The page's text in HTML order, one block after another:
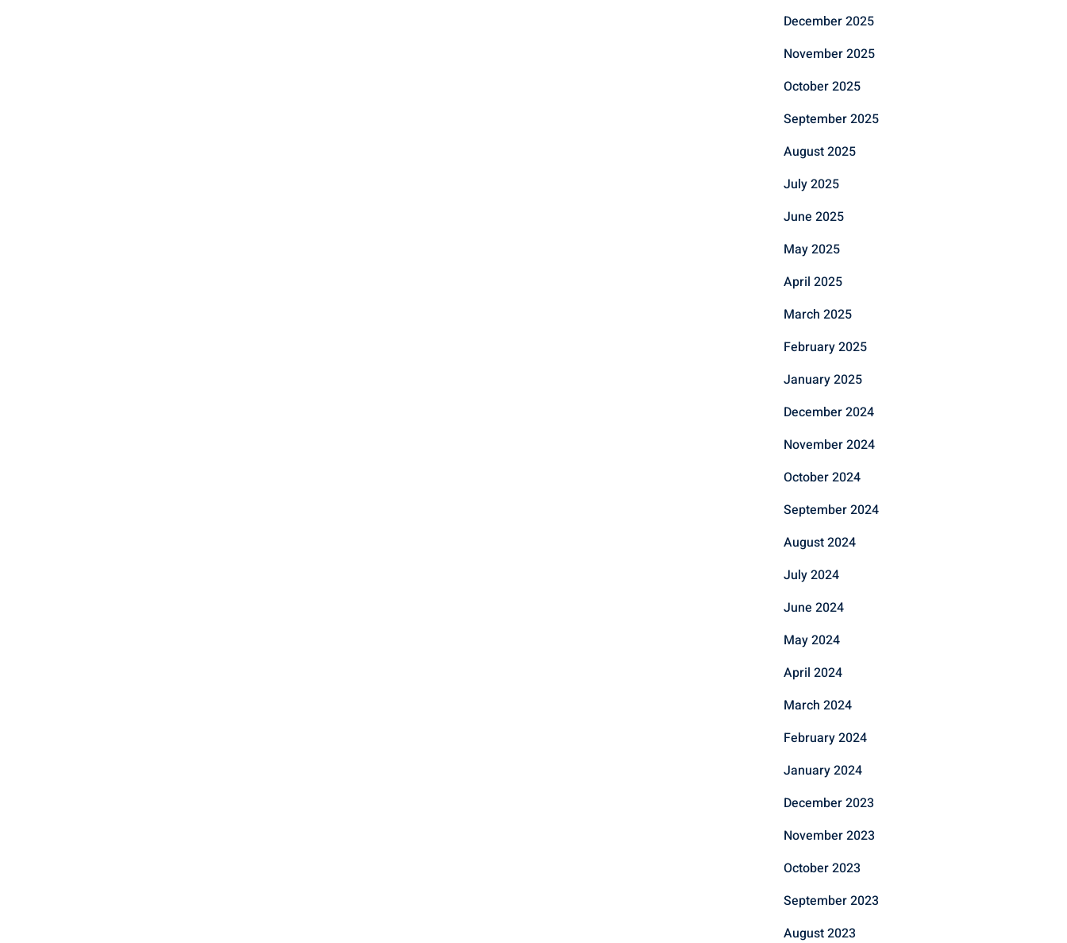
December 2025
November 2025
October 2025
September 2025
August 2025
July 2025
June 2025
May 2025
April 2025
March 2025
February 2025
January 2025
December 2024
November 2024
October 2024
September 2024
August 2024
July 2024
June 2024
May 2024
April 2024
March 2024
February 2024
January 2024
December 2023
November 2023
October 2023
September 2023
August 2023